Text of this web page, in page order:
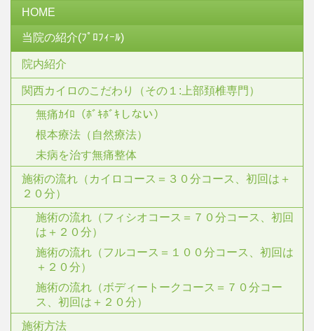
HOME
当院の紹介(ﾌﾟﾛﾌｨｰﾙ)
院内紹介
関西カイロのこだわり（その１:上部頚椎専門）
無痛ｶｲﾛ（ﾎﾞｷﾎﾞｷしない）
根本療法（自然療法）
未病を治す無痛整体
施術の流れ（カイロコース＝３０分コース、初回は＋
２０分）
施術の流れ（フィシオコース＝７０分コース、初回
は＋２０分）
施術の流れ（フルコース＝１００分コース、初回は
＋２０分）
施術の流れ（ボディートークコース＝７０分コー
ス、初回は＋２０分）
施術方法